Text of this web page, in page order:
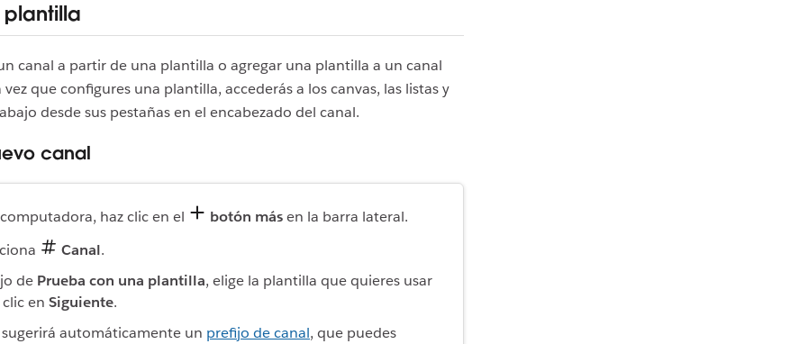
plantilla
canal a partir de una plantilla o agregar una plantilla a un canal
que configures una plantilla, accederás a los canvas, las listas y
desde sus pestañas en el encabezado del canal.
canal
haz clic en el botón másen la barra lateral.
Canal.
de Prueba con una plantilla, elige la plantilla que quieres usar
en Siguiente.
sugerirá automáticamente un prefijo de canal, que puedes